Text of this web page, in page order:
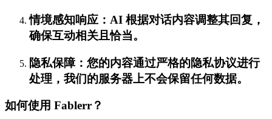
情境感知响应：AI 根据对话内容调整其回复，
确保互动相关且恰当。
隐私保障：您的内容通过严格的隐私协议进行
处理，我们的服务器上不会保留任何数据。
如何使用 Fablerr？